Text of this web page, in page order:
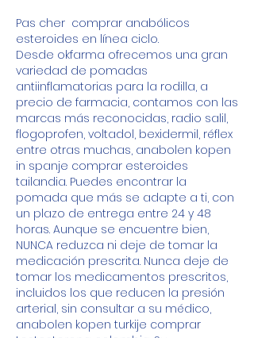
Pas cher  comprar anabólicos
esteroides en línea ciclo.
Desde okfarma ofrecemos una gran
variedad de pomadas
antiinflamatorias para la rodilla, a
precio de farmacia, contamos con las
marcas más reconocidas, radio salil,
flogoprofen, voltadol, bexidermil, réflex
entre otras muchas, anabolen kopen
in spanje comprar esteroides
tailandia. Puedes encontrar la
pomada que más se adapte a ti, con
un plazo de entrega entre 24 y 48
horas. Aunque se encuentre bien,
NUNCA reduzca ni deje de tomar la
medicación prescrita. Nunca deje de
tomar los medicamentos prescritos,
incluidos los que reducen la presión
arterial, sin consultar a su médico,
anabolen kopen turkije comprar